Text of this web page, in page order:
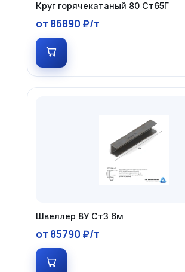
Круг горячекатаный 80 Ст65Г
от 86890 ₽/т
Швеллер 8У Ст3 6м
от 85790 ₽/т